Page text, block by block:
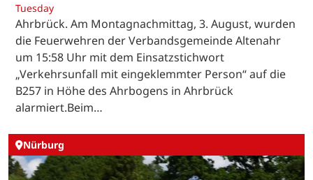
Tuesday
Ahrbrück. Am Montagnachmittag, 3. August, wurden
die Feuerwehren der Verbandsgemeinde Altenahr
um 15:58 Uhr mit dem Einsatzstichwort
„Verkehrsunfall mit eingeklemmter Person“ auf die
B257 in Höhe des Ahrbogens in Ahrbrück
alarmiert.Beim…
Nürburg